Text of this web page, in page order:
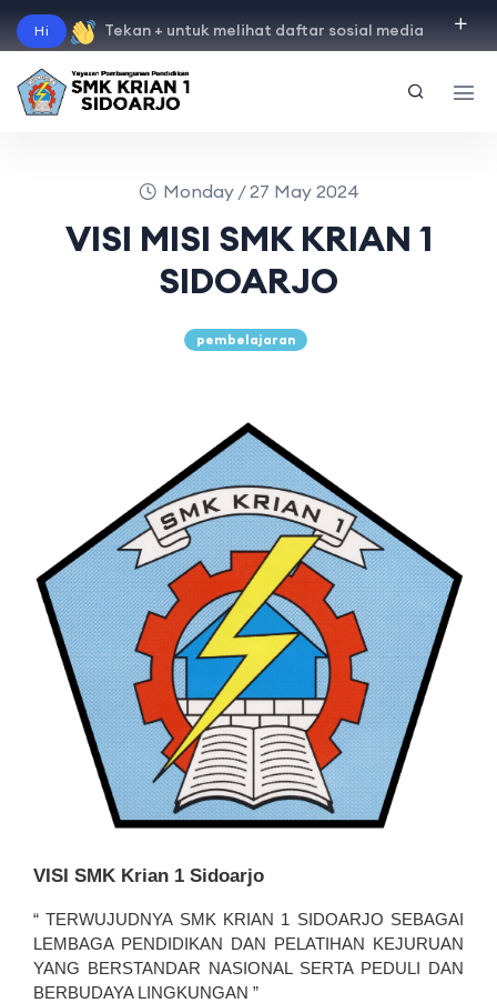
Hi Tekan + untuk melihat daftar sosial media
" instagram" " facebook
Monday / 27 May 2024
VISI MISI SMK KRIAN 1
SIDOARJO
pembelajaran
VISI SMK Krian 1 Sidoarjo
“ TERWUJUDNYA SMK KRIAN 1 SIDOARJO SEBAGAI
LEMBAGA PENDIDIKAN DAN PELATIHAN KEJURUAN
YANG BERSTANDAR NASIONAL SERTA PEDULI DAN
BERBUDAYA LINGKUNGAN ”